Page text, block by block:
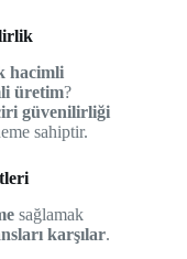
hacimli
üretim?
güvenilirliği
sahiptir.
sağlamak
karşılar.